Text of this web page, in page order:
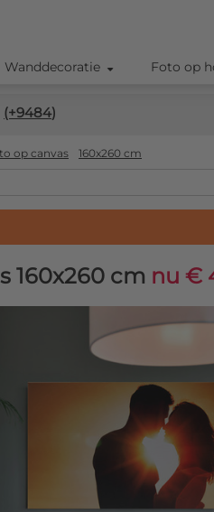
Wanddecoratie Foto op
(+9484)
op canvas 160x260 cm
160x260 cm nu €